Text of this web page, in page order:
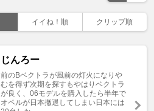
イイね！順 クリップ順
じんろー
前のBベクトラが風前の灯火になりや
むを得ず次期を探すもやはりベクトラ
が良く、06モデルを購入したら半年で
オペルが日本撤退してしまい日本には